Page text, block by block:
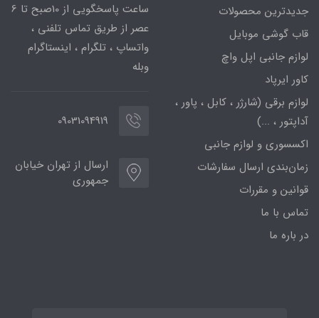
جدیدترین محصولات
قاب گوشی موبایل
لوازم جانبی اپل واچ
کاور ایرپاد
لوازم برقی (شارژر ، کابل ، پاور ،
آداپتور ، ...)
اکسسوری و لوازم جانبی
زمان‌بندی ارسال سفارشات
قوانین و مقررات
تماس با ما
در باره ما
ساعت پاسخگویی از 10صبح تا 6
عصر از طریق تماس تلفنی ،
واتساپ ، تلگرام ، اینستاگرام
وبله
09031094919
ارسال از تهران خیابان
جمهوری